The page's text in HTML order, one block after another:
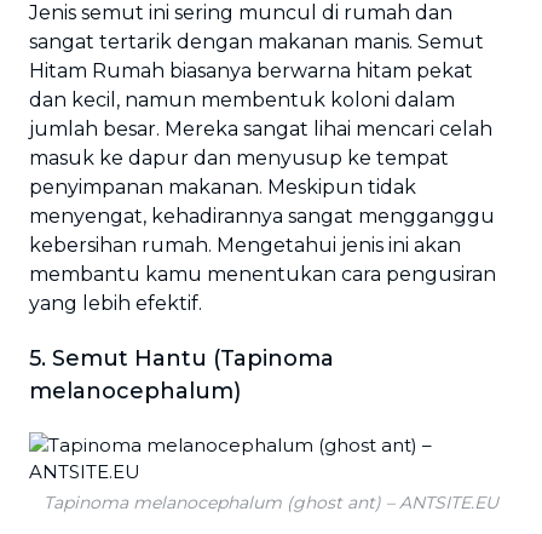
Jenis semut ini sering muncul di rumah dan
sangat tertarik dengan makanan manis. Semut
Hitam Rumah biasanya berwarna hitam pekat
dan kecil, namun membentuk koloni dalam
jumlah besar. Mereka sangat lihai mencari celah
masuk ke dapur dan menyusup ke tempat
penyimpanan makanan. Meskipun tidak
menyengat, kehadirannya sangat mengganggu
kebersihan rumah. Mengetahui jenis ini akan
membantu kamu menentukan cara pengusiran
yang lebih efektif.
5. Semut Hantu (Tapinoma
melanocephalum)
Tapinoma melanocephalum (ghost ant) – ANTSITE.EU